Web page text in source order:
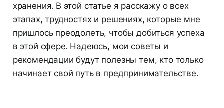
хранения. В этой статье я расскажу о всех
этапах, трудностях и решениях, которые мне
пришлось преодолеть, чтобы добиться успеха
в этой сфере. Надеюсь, мои советы и
рекомендации будут полезны тем, кто только
начинает свой путь в предпринимательстве.